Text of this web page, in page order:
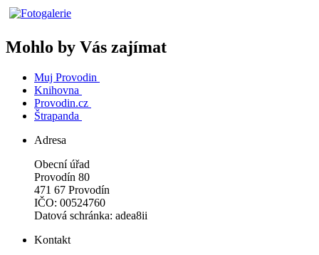
Mohlo by Vás zajímat
Muj Provodin
Knihovna
Provodin.cz
Štrapanda
Adresa
Obecní úřad
Provodín 80
471 67 Provodín
IČO: 00524760
Datová schránka: adea8ii
Kontakt